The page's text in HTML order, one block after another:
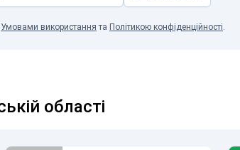
Умовами використання та Політикою конфіденційності.
області